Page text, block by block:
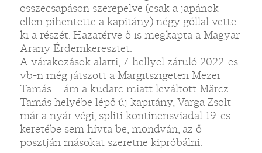
összecsapáson szerepelve (csak a japánok
ellen pihentette a kapitány) négy góllal vette
ki a részét. Hazatérve ő is megkapta a Magyar
Arany Érdemkeresztet.
A várakozások alatti, 7. hellyel záruló 2022-es
vb-n még játszott a Margitszigeten Mezei
Tamás – ám a kudarc miatt leváltott Märcz
Tamás helyébe lépő új kapitány, Varga Zsolt
már a nyár végi, spliti kontinensviadal 19-es
keretébe sem hívta be, mondván, az ő
posztján másokat szeretne kipróbálni.